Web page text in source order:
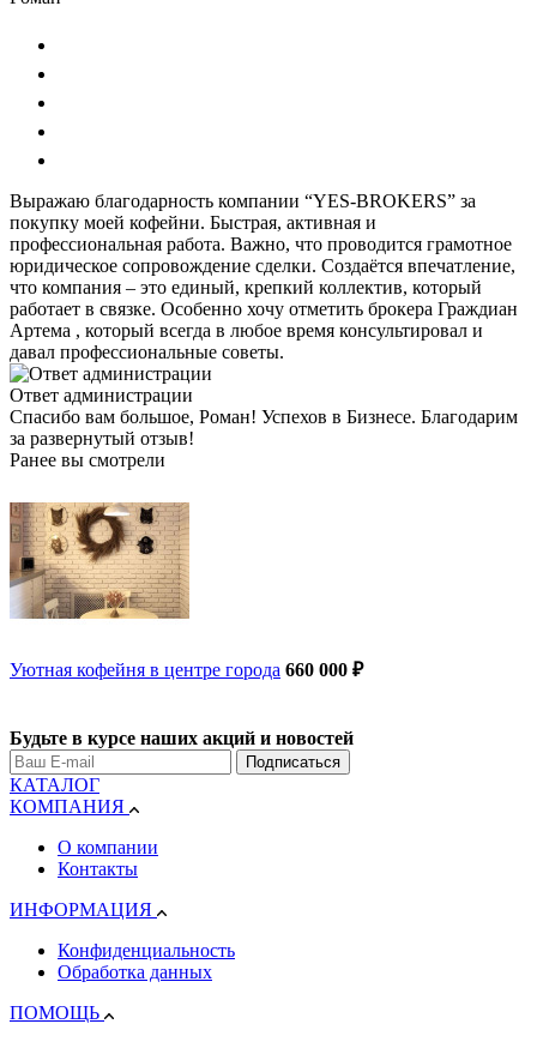
Выражаю благодарность компании “YES-BROKERS” за
покупку моей кофейни. Быстрая, активная и
профессиональная работа. Важно, что проводится грамотное
юридическое сопровождение сделки. Создаётся впечатление,
что компания – это единый, крепкий коллектив, который
работает в связке. Особенно хочу отметить брокера Граждиан
Артема , который всегда в любое время консультировал и
давал профессиональные советы.
Ответ администрации
Спасибо вам большое, Роман! Успехов в Бизнесе. Благодарим
за развернутый отзыв!
Ранее вы смотрели
Уютная кофейня в центре города 660 000 ₽
Будьте в курсе наших акций и новостей
Подписаться
КАТАЛОГ
КОМПАНИЯ
О компании
Контакты
ИНФОРМАЦИЯ
Конфиденциальность
Обработка данных
ПОМОЩЬ